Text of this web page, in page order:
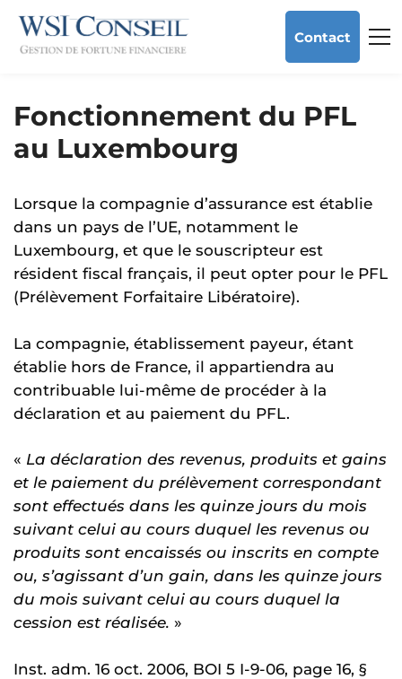
Contact
Fonctionnement du PFL
au Luxembourg
Lorsque la compagnie d’assurance est établie
dans un pays de l’UE, notamment le
Luxembourg, et que le souscripteur est
résident fiscal français, il peut opter pour le PFL
(Prélèvement Forfaitaire Libératoire).
La compagnie, établissement payeur, étant
établie hors de France, il appartiendra au
contribuable lui-même de procéder à la
déclaration et au paiement du PFL.
« La déclaration des revenus, produits et gains
et le paiement du prélèvement correspondant
sont effectués dans les quinze jours du mois
suivant celui au cours duquel les revenus ou
produits sont encaissés ou inscrits en compte
ou, s’agissant d’un gain, dans les quinze jours
du mois suivant celui au cours duquel la
cession est réalisée. »
Inst. adm. 16 oct. 2006, BOI 5 I-9-06, page 16, §